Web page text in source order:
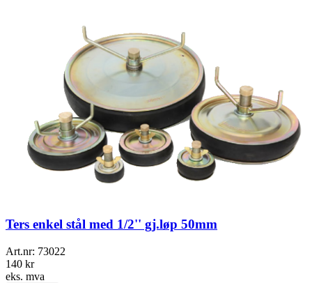
Ters enkel stål med 1/2'' gj.løp 50mm
Art.nr: 73022
140 kr
eks. mva